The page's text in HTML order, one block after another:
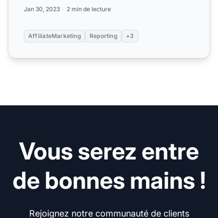
Jan 30, 2023 2 min de lecture
AffiliateMarketing Reporting +3
Vous serez entre
de bonnes mains !
Rejoignez notre communauté de clients